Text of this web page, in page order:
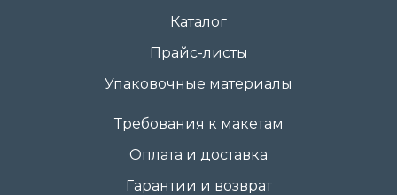
Каталог
Прайс-листы
Упаковочные материалы
Требования к макетам
Оплата и доставка
Гарантии и возврат